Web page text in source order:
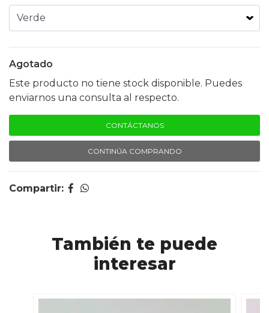
Agotado
Este producto no tiene stock disponible. Puedes
enviarnos una consulta al respecto.
CONTÁCTANOS
CONTINÚA COMPRANDO
Compartir:
También te puede
interesar